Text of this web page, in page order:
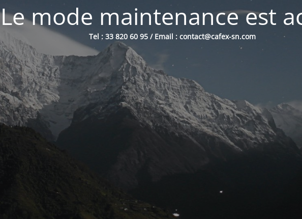
Le mode maintenance est
Tel : 33 820 60 95 / Email : contact@cafex-sn.com